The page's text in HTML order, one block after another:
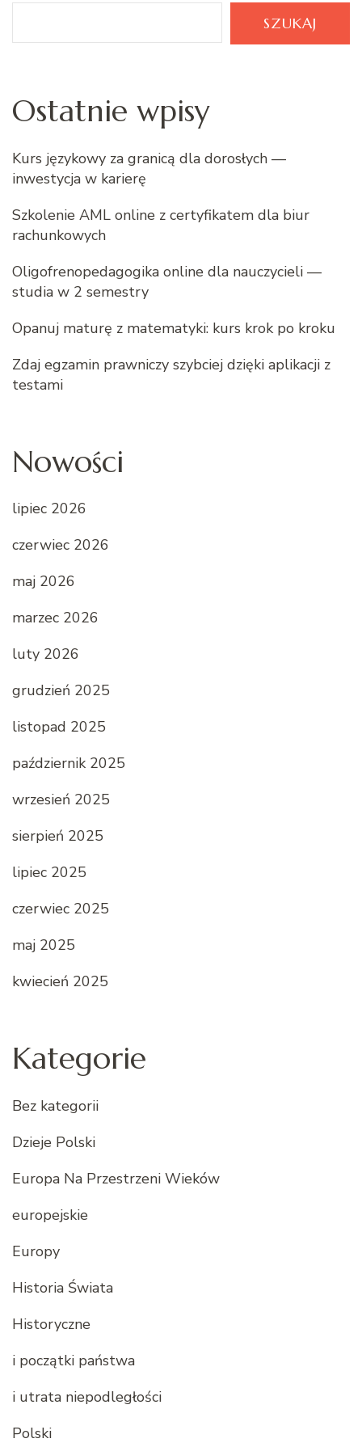
SZUKAJ
Ostatnie wpisy
Kurs językowy za granicą dla dorosłych —
inwestycja w karierę
Szkolenie AML online z certyfikatem dla biur
rachunkowych
Oligofrenopedagogika online dla nauczycieli —
studia w 2 semestry
Opanuj maturę z matematyki: kurs krok po kroku
Zdaj egzamin prawniczy szybciej dzięki aplikacji z
testami
Nowości
lipiec 2026
czerwiec 2026
maj 2026
marzec 2026
luty 2026
grudzień 2025
listopad 2025
październik 2025
wrzesień 2025
sierpień 2025
lipiec 2025
czerwiec 2025
maj 2025
kwiecień 2025
Kategorie
Bez kategorii
Dzieje Polski
Europa Na Przestrzeni Wieków
europejskie
Europy
Historia Świata
Historyczne
i początki państwa
i utrata niepodległości
Polski